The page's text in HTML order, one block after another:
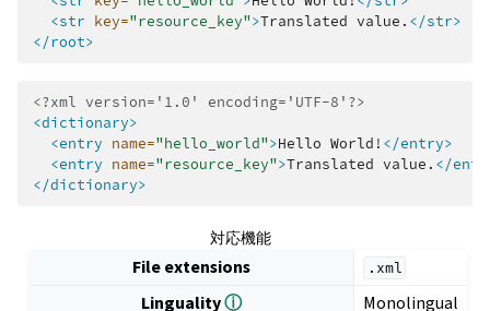
<str key="resource_key">Translated value. </str>
</root>
<?xml version='1.0' encoding='UTF-8'?>
<dictionary>
<entry name="hello_world">Hello World! </entry>
<entry name="resource_key">Translated value. </
</dictionary>
対応機能
File extensions .xml
Lingualityⓘ
Monolingual